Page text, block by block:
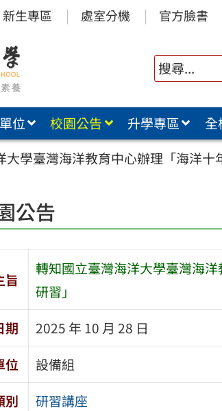
新生專區 處室分機 官方臉書
位 校園公告 升學專區 全
學臺灣海洋教育中心辦理「海洋十
公告
旨
轉知國立臺灣海洋大學臺灣海
研習」
期
2025 年 10 月 28 日
位
設備組
別
研習講座